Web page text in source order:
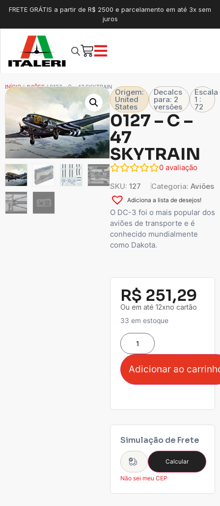
FRETE GRÁTIS a partir de R$ 2500 e parcelamento em até 3x sem
juros
INÍCIO/AVIÕES/ 0127 – C – 47 SKYTRAIN
Origem:
United
States
Decalcs
para: 2
versões
Escala
1 :
72
0127 – C –
47
SKYTRAIN
0 avaliação
SKU: 127 Categoria: Aviões
Adiciona a lista de desejos!
O DC-3 foi o mais popular dos
aviões de transporte e é
conhecido mundialmente
como Dakota.
R$ 251,29
Ou em até 12xno cartão
33 em estoque
Adicionar ao
Simulação de Frete
Calcular
Não sei meu CEP